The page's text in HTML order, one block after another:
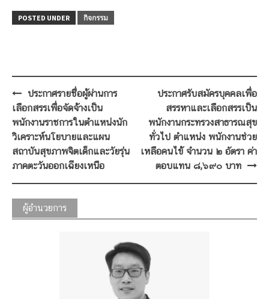
POSTED UNDER กิจกรรม
Post
navigation
ประกาศรายชื่อผู้ผ่านการ
เลือกสรรเพื่อจัดจ้างเป็น
พนักงานราชการในตำแหน่งนัก
วิเคราะห์นโยบายและแผน
สถาบันสุขภาพจิตเด็กและวัยรุ่น
ภาคตะวันออกเฉียงเหนือ
ประกาศรับสมัครบุคคลเพื่อ
สรรหาและเลือกสรรเป็น
พนักงานกระทรวงสาธารณสุข
ทั่วไป ตำแหน่ง พนักงานช่วย
เหลือคนไข้ จำนวน ๒ อัตรา ค่า
ตอบแทน ๘,๖๙๐ บาท
ผู้อำนวยการ